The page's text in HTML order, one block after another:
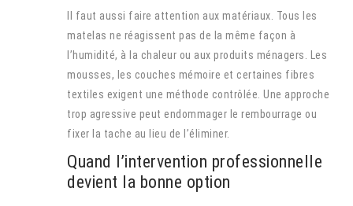
Il faut aussi faire attention aux matériaux. Tous les
matelas ne réagissent pas de la même façon à
l’humidité, à la chaleur ou aux produits ménagers. Les
mousses, les couches mémoire et certaines fibres
textiles exigent une méthode contrôlée. Une approche
trop agressive peut endommager le rembourrage ou
fixer la tache au lieu de l’éliminer.
Quand l’intervention professionnelle
devient la bonne option